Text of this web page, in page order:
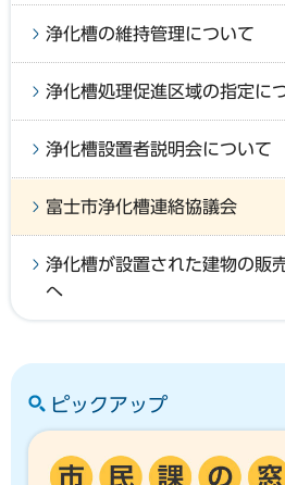
浄化槽の維持管理について
浄化槽処理促進区域の指定に
浄化槽設置者説明会について
富士市浄化槽連絡協議会
浄化槽が設置された建物の販
へ
ピックアップ